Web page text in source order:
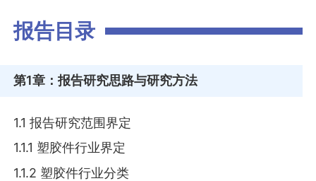
报告目录
第1章 ：报告研究思路与研究方法
1.1 报告研究范围界定
1.1.1 塑胶件行业界定
1.1.2 塑胶件行业分类